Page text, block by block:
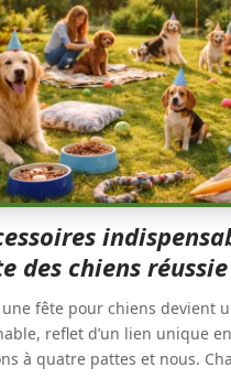
des chiens réussie
fête pour chiens devient
reflet d’un lien unique
à quatre pattes et nous.